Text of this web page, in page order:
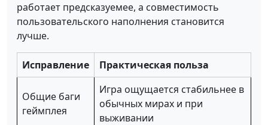
работает предсказуемее, а совместимость
пользовательского наполнения становится
лучше.
Исправление Практическая польза
Общие баги
геймплея
Игра ощущается стабильнее в
обычных мирах и при
выживании